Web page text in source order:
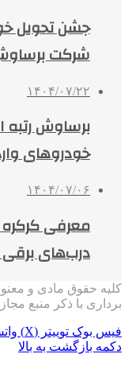
جشن تحویل
شرکت
۱۴۰۴/۰۷/۲۲
برساوش رتبه
خودروهای
۱۴۰۴/۰۷/۰۶
درب‌های برقی
کلیه حقوق مادی و
برداری با ذکر منبع
فیس بوک توییتر (X)
دکمه بازگشت به بالا